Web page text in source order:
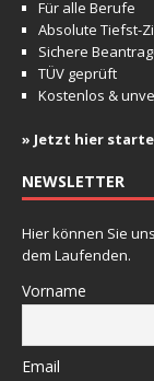
Für alle Berufe
Absolute Tiefst-
Sichere
TÜV geprüft
Kostenlos &
» Jetzt hier
NEWSLETTER
Hier können Sie
dem Laufenden.
Vorname
Email